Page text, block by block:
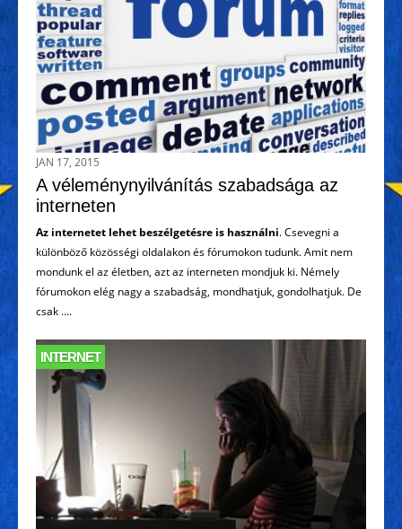
JAN 17, 2015
A véleménynyilvánítás szabadsága az
interneten
Az internetet lehet beszélgetésre is használni. Csevegni a
különböző közösségi oldalakon és fórumokon tudunk. Amit nem
mondunk el az életben, azt az interneten mondjuk ki. Némely
fórumokon elég nagy a szabadság, mondhatjuk, gondolhatjuk. De
csak ....
INTERNET